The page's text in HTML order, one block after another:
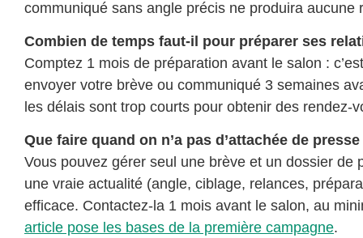
communiqué sans angle précis ne produira aucune
Combien de temps faut-il pour préparer ses
Comptez 1 mois de préparation avant le salon :
envoyer votre brève ou communiqué 3 semaines
les délais sont trop courts pour obtenir des rendez-
Que faire quand on n’a pas d’attachée de
Vous pouvez gérer seul une brève et un dossier
une vraie actualité (angle, ciblage, relances,
efficace. Contactez-la 1 mois avant le salon, au
article pose les bases de la première campagne.